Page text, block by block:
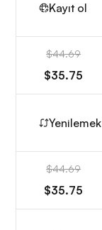
Kayıt ol
$44.69
$35.75
Yenilemek
$44.69
$35.75